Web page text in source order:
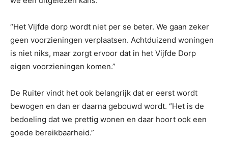
“Het Vijfde dorp wordt niet per se beter. We gaan zeker
geen voorzieningen verplaatsen. Achtduizend woningen
is niet niks, maar zorgt ervoor dat in het Vijfde Dorp
eigen voorzieningen komen.”
De Ruiter vindt het ook belangrijk dat er eerst wordt
bewogen en dan er daarna gebouwd wordt. “Het is de
bedoeling dat we prettig wonen en daar hoort ook een
goede bereikbaarheid.”